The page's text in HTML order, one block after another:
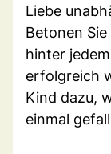
Liebe
Betonen
hinter
erfolgreich
Kind dazu,
einmal